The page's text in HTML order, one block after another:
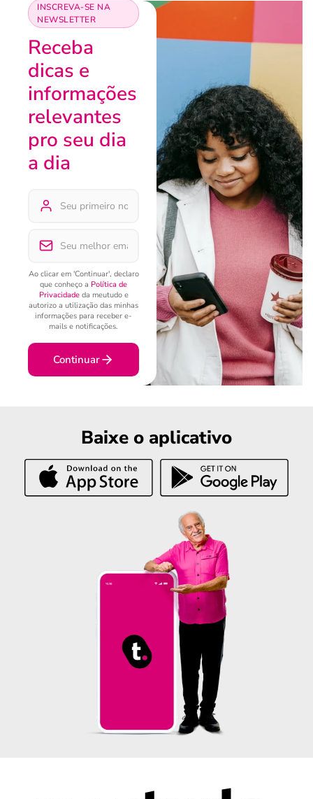
INSCREVA-SE NA
NEWSLETTER
Receba
dicas e
informações
relevantes
pro seu dia
a dia
Ao clicar em 'Continuar', declaro
que conheço a Política de
Privacidadeda meutudo e
autorizo a utilização das minhas
informações para receber e-
mails e notificações.
Continuar
Baixe o aplicativo